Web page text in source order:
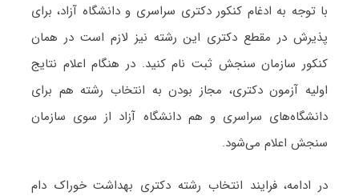
با توجه به ادغام کنکور دکتری سراسری و دانشگاه آزاد، برای
پذیرش در مقطع دکتری این رشته نیز لازم است در همان
کنکور سازمان سنجش ثبت نام کنید. در هنگام اعلام نتایج
اولیه آزمون دکتری، مجاز بودن به انتخاب رشته هم برای
دانشگاه‌های سراسری و هم دانشگاه آزاد از سوی سازمان
سنجش اعلام می‌شود.
در ادامه، فرایند انتخاب رشته دکتری ﺑﻬﺪاﺷﺖ ﺧﻮراک دام